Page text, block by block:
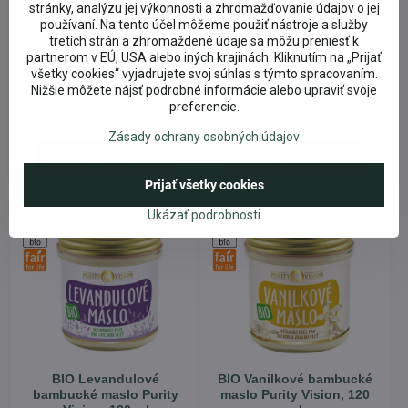
omladzujúci Purity Vision,
40 ml
Purity Vision omladzujúci ružový
krém rozjasňuje, hydratuje,
chráni pred nežiaducimi vplyvmi
okolia a pomáha v boji proti
starnutiu pleti a vráskam. Raw
Bio opunciový olej, spolu s
prírodným koenzýmom Q10,
zaručia omladzujúce a silné
a tonky vo Fair Trade bio
maslo Purity Vision, 120
ml
Skľudňujúce bambucké telové
maslo s jemnou vôňou nechtíka.
Bio Nechtíkové maslo ponúka
harmonizujúci starostlivosť,
ktorá je vhodná pre všetky typy
pleti. Obľúbia si ho predovšetkým
veľmi citlivá pleť, ktorú krásne
zvláčni, bez toho, aby na nej
tiež jemné detskej pokožke.
BIO Levandulové
bambucké maslo Purity
BIO Vanilkové bambucké
maslo Purity Vision, 120
stránky, analýzu jej výkonnosti a zhromažďovanie údajov o jej
používaní. Na tento účel môžeme použiť nástroje a služby
tretích strán a zhromaždené údaje sa môžu preniesť k
partnerom v EÚ, USA alebo iných krajinách. Kliknutím na „Prijať
všetky cookies“ vyjadrujete svoj súhlas s týmto spracovaním.
Nižšie môžete nájsť podrobné informácie alebo upraviť svoje
preferencie.
Zásady ochrany osobných údajov
Ukázať podrobnosti
Prijať všetky cookies